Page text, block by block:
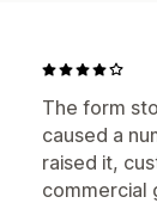
The form
caused a
raised it,
commercial